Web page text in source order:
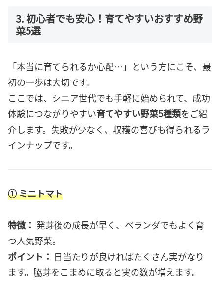
3. 初心者でも安心！育てやすいおすすめ野
菜5選
「本当に育てられるか心配…」という方にこそ、最
初の一歩は大切です。
ここでは、シニア世代でも手軽に始められて、成功
体験につながりやすい育てやすい野菜5種類をご紹
介します。失敗が少なく、収穫の喜びも得られるラ
インナップです。
① ミニトマト
特徴： 発芽後の成長が早く、ベランダでもよく育
つ人気野菜。
ポイント： 日当たりが良ければたくさん実がなり
ます。脇芽をこまめに取ると実の数が増えます。